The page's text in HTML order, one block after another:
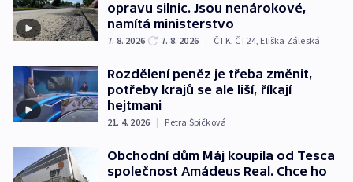
opravu silnic. Jsou nenárokové,
namítá ministerstvo
7. 8. 2026 7. 8. 2026 | ČTK, ČT24, Eliška Záleská
Rozdělení peněz je třeba změnit,
potřeby krajů se ale liší, říkají
hejtmani
21. 4. 2026 | Petra Špičková
Obchodní dům Máj koupila od Tesca
společnost Amádeus Real. Chce ho